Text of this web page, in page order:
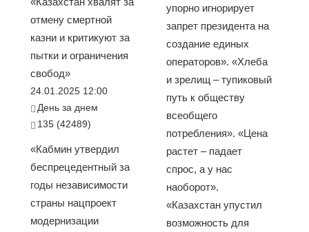
отмену смертной
казни и критикуют за
пытки и ограничения
свобод»
24.01.2025 12:00
День за днем
135 (42489)
«Кабмин утвердил
беспрецедентный за
годы независимости
страны нацпроект
модернизации
упорно игнорирует
запрет президента на
создание единых
операторов». «Хлеба
и зрелищ – тупиковый
путь к обществу
всеобщего
потребления». «Цена
растет – падает
спрос, а у нас
наоборот».
«Казахстан упустил
возможность для